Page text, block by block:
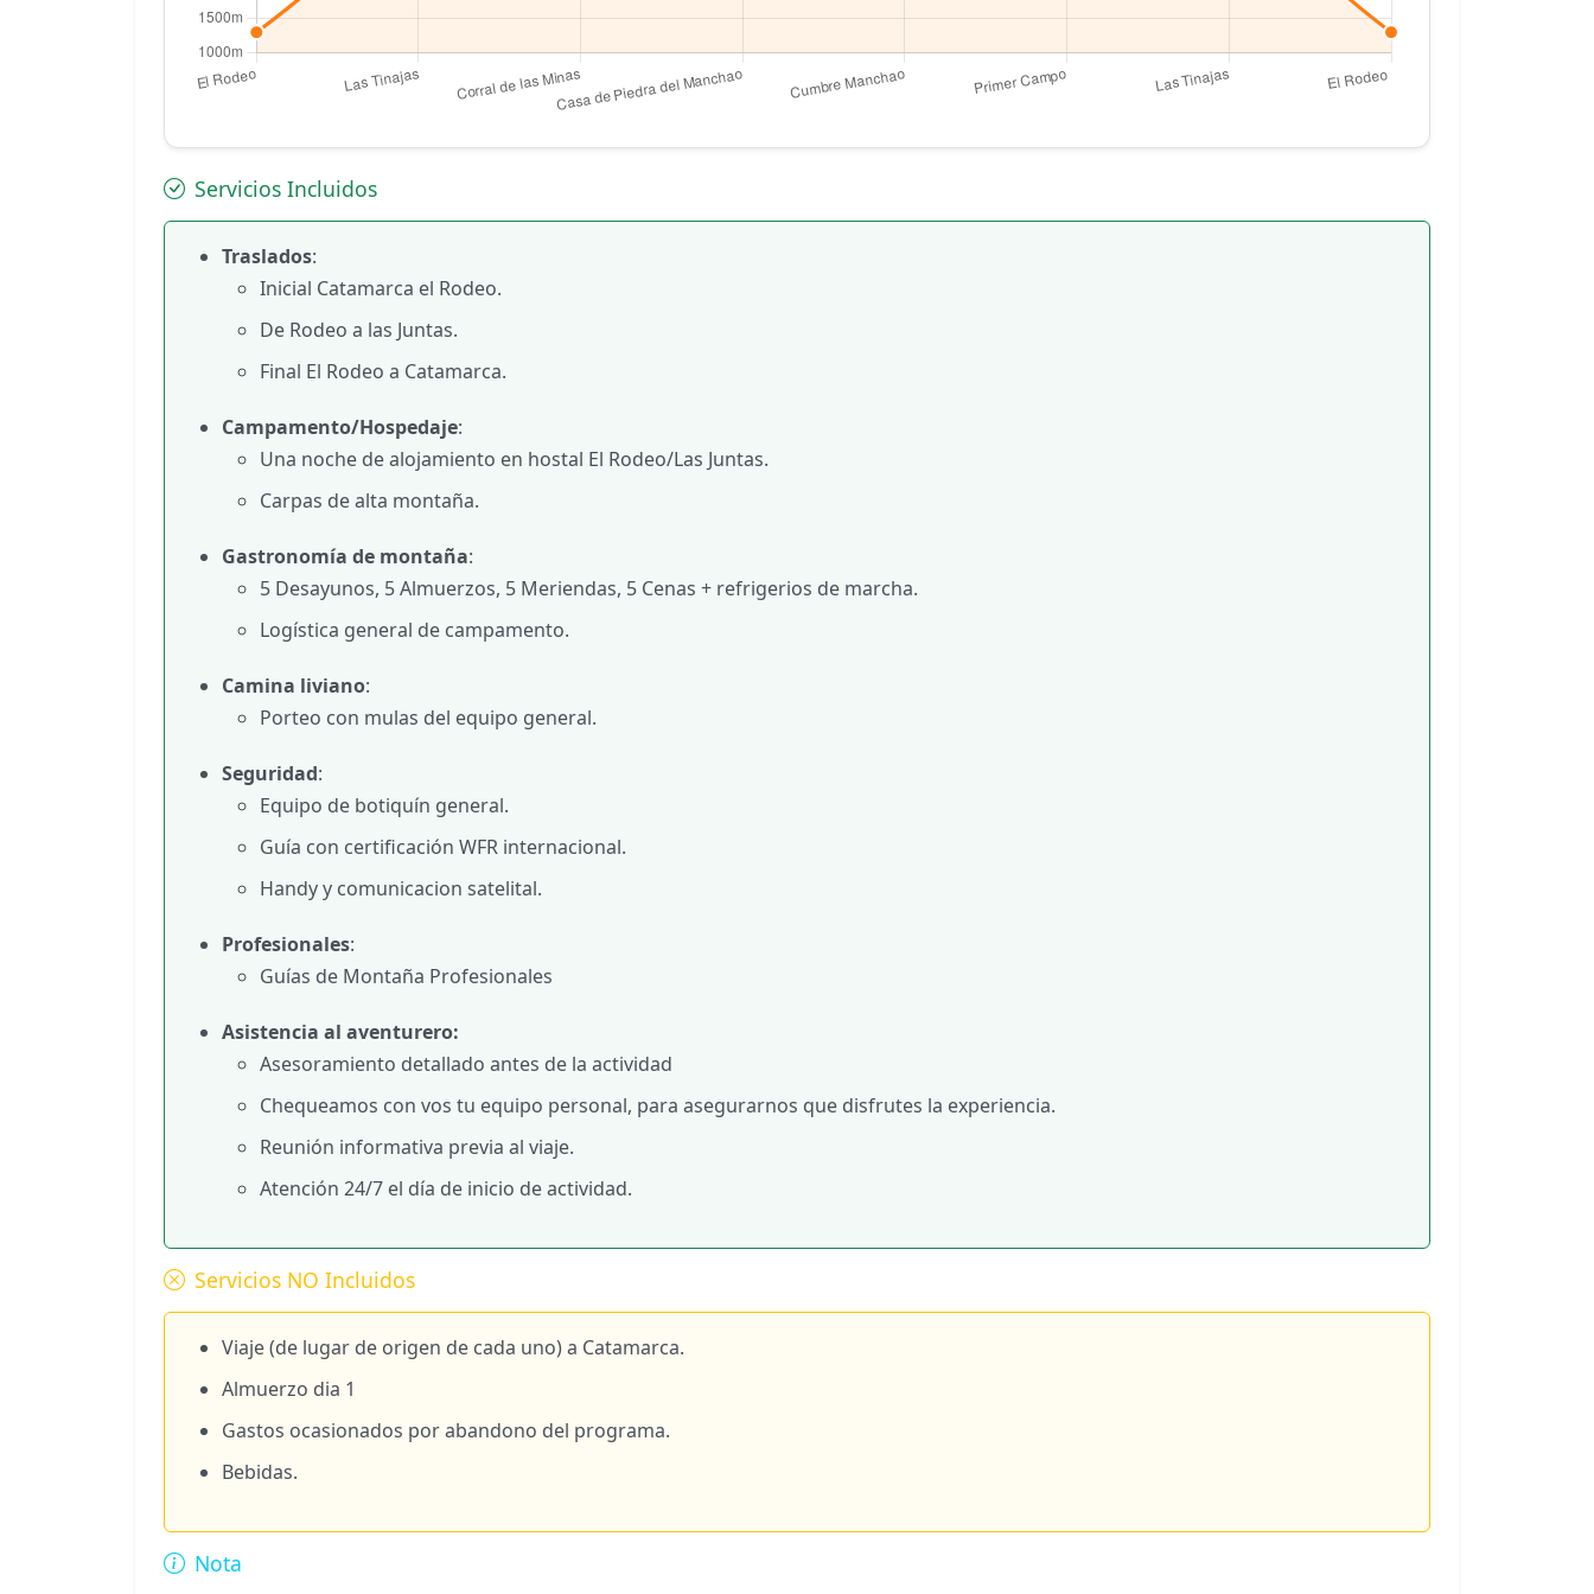
Servicios Incluidos
Traslados:
Inicial Catamarca el Rodeo.
De Rodeo a las Juntas.
Final El Rodeo a Catamarca.
Campamento/Hospedaje:
Una noche de alojamiento en hostal El Rodeo/Las Juntas.
Carpas de alta montaña.
Gastronomía de montaña:
5 Desayunos, 5 Almuerzos, 5 Meriendas, 5 Cenas + refrigerios de marcha.
Logística general de campamento.
Camina liviano:
Porteo con mulas del equipo general.
Seguridad:
Equipo de botiquín general.
Guía con certificación WFR internacional.
Handy y comunicacion satelital.
Profesionales:
Guías de Montaña Profesionales
Asistencia al aventurero:
Asesoramiento detallado antes de la actividad
Chequeamos con vos tu equipo personal, para asegurarnos que disfrutes la experiencia.
Reunión informativa previa al viaje.
Atención 24/7 el día de inicio de actividad.
Servicios NO Incluidos
Viaje (de lugar de origen de cada uno) a Catamarca.
Almuerzo dia 1
Gastos ocasionados por abandono del programa.
Bebidas.
Nota